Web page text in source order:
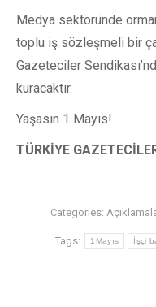
Medya sektöründe
toplu iş sözleşmeli bir
Gazeteciler
kuracaktır.
Yaşasın 1 Mayıs!
TÜRKİYE
Categories:
Tags: 1Mayıs İşçi